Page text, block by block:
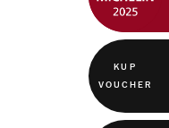
KUP
VOUCHER